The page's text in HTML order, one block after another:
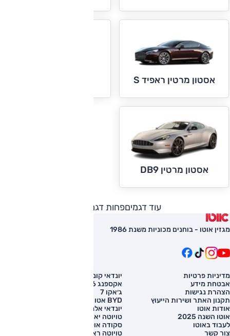
אסטון מרטין ראפיד S
אסטון מרטין DB9
עוד דגמיםפחות דגמים
מגזין אוטו - בוחנים מכוניות משנת 1986
מדיניות פרטיות
אבטחת מידע
הצהרת נגישות
תקנון האתר ושירות הייעוץ
אודות אוטו
אוטו השנה 2025
לעבוד באוטו
צור קשר
יונדאי קונה
אקספנג G6
ג׳אקו 7
BYD אטו 3
יונדאי אלנטרה
טויוטה יאריס קרוס
סקודה אוקטביה
טויוטה ראב 4